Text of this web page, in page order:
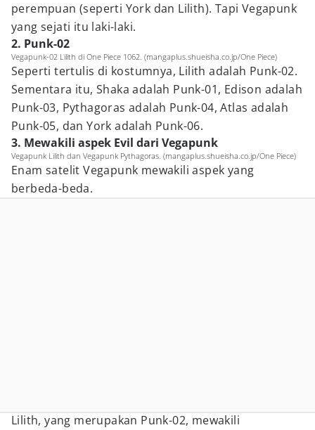
perempuan (seperti York dan Lilith). Tapi Vegapunk
yang sejati itu laki-laki.
2. Punk-02
Vegapunk-02 Lilith di One Piece 1062. (mangaplus.shueisha.co.jp/One Piece)
Seperti tertulis di kostumnya, Lilith adalah Punk-02.
Sementara itu, Shaka adalah Punk-01, Edison adalah
Punk-03, Pythagoras adalah Punk-04, Atlas adalah
Punk-05, dan York adalah Punk-06.
3. Mewakili aspek Evil dari Vegapunk
Vegapunk Lilith dan Vegapunk Pythagoras. (mangaplus.shueisha.co.jp/One Piece)
Enam satelit Vegapunk mewakili aspek yang
berbeda-beda.
Lilith, yang merupakan Punk-02, mewakili